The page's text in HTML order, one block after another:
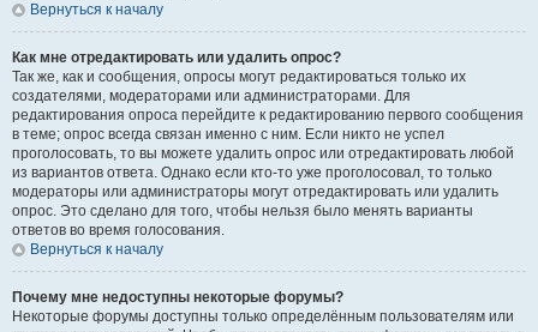
Вернуться к началу
Как мне отредактировать или удалить опрос?
Так же, как и сообщения, опросы могут редактироваться только их
создателями, модераторами или администраторами. Для
редактирования опроса перейдите к редактированию первого сообщения
в теме; опрос всегда связан именно с ним. Если никто не успел
проголосовать, то вы можете удалить опрос или отредактировать любой
из вариантов ответа. Однако если кто-то уже проголосовал, то только
модераторы или администраторы могут отредактировать или удалить
опрос. Это сделано для того, чтобы нельзя было менять варианты
ответов во время голосования.
Вернуться к началу
Почему мне недоступны некоторые форумы?
Некоторые форумы доступны только определённым пользователям или